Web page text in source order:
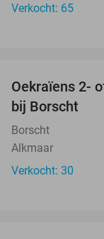
Verkocht: 65
Oekraïens 2-
bij Borscht
Borscht
Alkmaar
Verkocht: 30